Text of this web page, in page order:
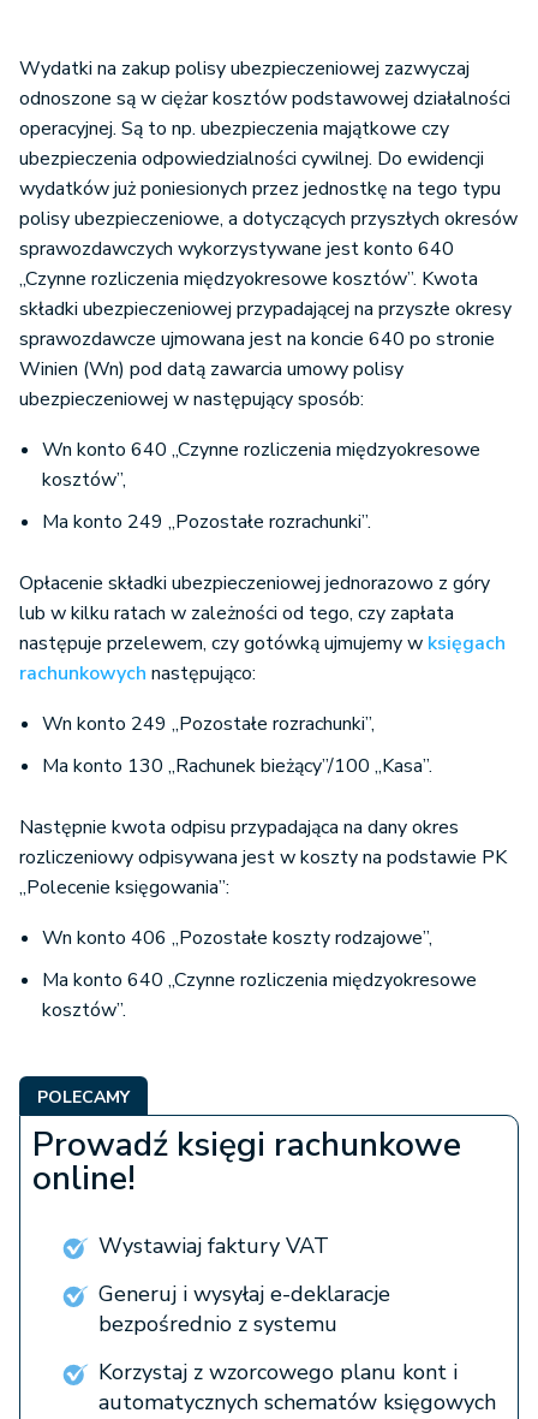
Wydatki na zakup polisy ubezpieczeniowej zazwyczaj
odnoszone są w ciężar kosztów podstawowej działalności
operacyjnej. Są to np. ubezpieczenia majątkowe czy
ubezpieczenia odpowiedzialności cywilnej. Do ewidencji
wydatków już poniesionych przez jednostkę na tego typu
polisy ubezpieczeniowe, a dotyczących przyszłych okresów
sprawozdawczych wykorzystywane jest konto 640
„Czynne rozliczenia międzyokresowe kosztów”. Kwota
składki ubezpieczeniowej przypadającej na przyszłe okresy
sprawozdawcze ujmowana jest na koncie 640 po stronie
Winien (Wn) pod datą zawarcia umowy polisy
ubezpieczeniowej w następujący sposób:
Wn konto 640 „Czynne rozliczenia międzyokresowe
kosztów”,
Ma konto 249 „Pozostałe rozrachunki”.
Opłacenie składki ubezpieczeniowej jednorazowo z góry
lub w kilku ratach w zależności od tego, czy zapłata
następuje przelewem, czy gotówką ujmujemy w księgach
rachunkowych następująco:
Wn konto 249 „Pozostałe rozrachunki”,
Ma konto 130 „Rachunek bieżący”/100 „Kasa”.
Następnie kwota odpisu przypadająca na dany okres
rozliczeniowy odpisywana jest w koszty na podstawie PK
„Polecenie księgowania”:
Wn konto 406 „Pozostałe koszty rodzajowe”,
Ma konto 640 „Czynne rozliczenia międzyokresowe
kosztów”.
POLECAMY
Prowadź księgi rachunkowe
online!
Wystawiaj faktury VAT
Generuj i wysyłaj e-deklaracje
bezpośrednio z systemu
Korzystaj z wzorcowego planu kont i
automatycznych schematów księgowych